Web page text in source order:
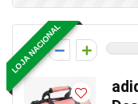
LOJA NACIONAL
0